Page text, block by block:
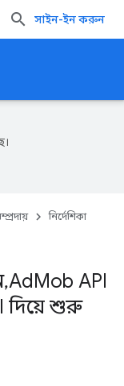
সাইন-ইন করুন
নির্দেশিকা
,AdMob API
দিয়ে শুরু